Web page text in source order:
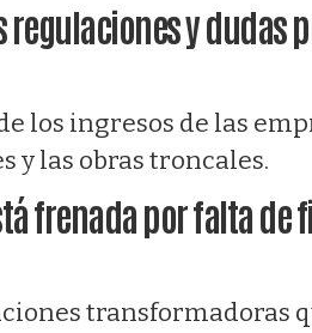
y dudas
los ingresos de las
y las obras troncales.
frenada por falta